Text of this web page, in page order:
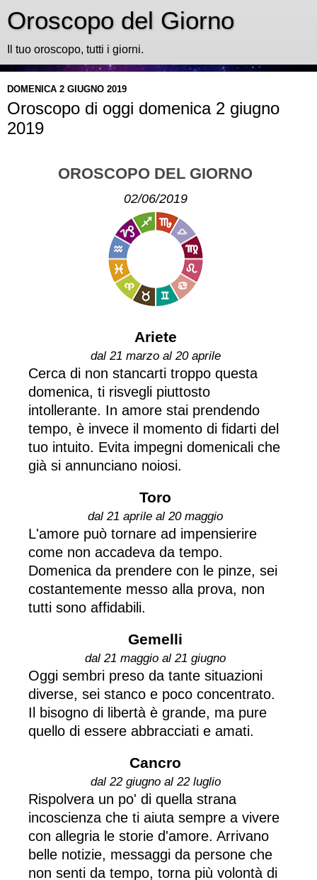
Oroscopo del Giorno
Il tuo oroscopo, tutti i giorni.
DOMENICA 2 GIUGNO 2019
Oroscopo di oggi domenica 2 giugno
2019
OROSCOPO DEL GIORNO
02/06/2019
Ariete
dal 21 marzo al 20 aprile
Cerca di non stancarti troppo questa
domenica, ti risvegli piuttosto
intollerante. In amore stai prendendo
tempo, è invece il momento di fidarti del
tuo intuito. Evita impegni domenicali che
già si annunciano noiosi.
Toro
dal 21 aprile al 20 maggio
L'amore può tornare ad impensierire
come non accadeva da tempo.
Domenica da prendere con le pinze, sei
costantemente messo alla prova, non
tutti sono affidabili.
Gemelli
dal 21 maggio al 21 giugno
Oggi sembri preso da tante situazioni
diverse, sei stanco e poco concentrato.
Il bisogno di libertà è grande, ma pure
quello di essere abbracciati e amati.
Cancro
dal 22 giugno al 22 luglio
Rispolvera un po' di quella strana
incoscienza che ti aiuta sempre a vivere
con allegria le storie d'amore. Arrivano
belle notizie, messaggi da persone che
non senti da tempo, torna più volontà di